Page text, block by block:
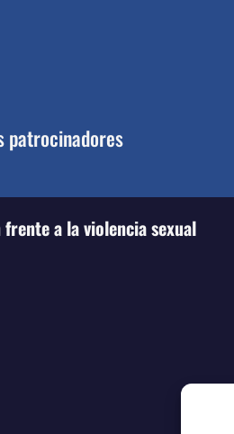
patrocinadores
a la violencia sexual